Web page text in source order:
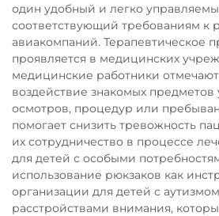
один удобный и легко
соответствующий требованиям к
авиакомпаний. Терапевтическое
проявляется в медицинских
медицинские работники
воздействие знакомых
осмотров, процедур или
помогает снизить тревожность
их сотрудничество в процессе
для детей с особыми
использование рюкзаков как
организации для детей с
расстройствами внимания,